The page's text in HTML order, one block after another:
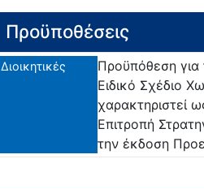
Προϋποθέσεις
Διοικητικές
Προϋπόθεση για
Ειδικό Σχέδιο
χαρακτηριστεί
Επιτροπή
την έκδοση